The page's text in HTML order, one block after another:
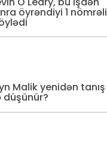
öyrəndiyi 1 nömrəli
Malik yenidən tanış
düşünür?